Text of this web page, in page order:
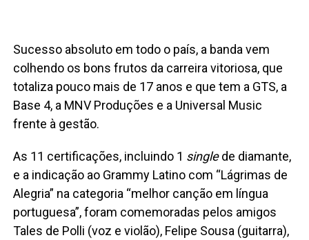
Sucesso absoluto em todo o país, a banda vem
colhendo os bons frutos da carreira vitoriosa, que
totaliza pouco mais de 17 anos e que tem a GTS, a
Base 4, a MNV Produções e a Universal Music
frente à gestão.
As 11 certificações, incluindo 1 singlede diamante,
e a indicação ao Grammy Latino com “Lágrimas de
Alegria” na categoria “melhor canção em língua
portuguesa”, foram comemoradas pelos amigos
Tales de Polli (voz e violão), Felipe Sousa (guitarra),